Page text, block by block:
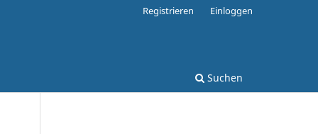
Suchen
Registrieren Einloggen